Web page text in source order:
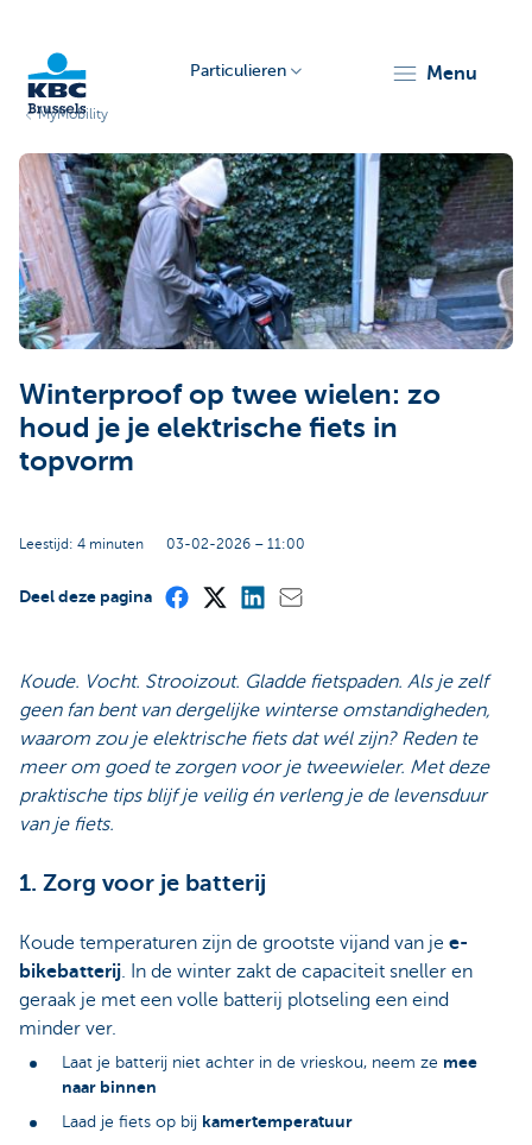
Brussels
Particulieren menu
MyMobility
Winterproof op twee wielen: zo
houd je je elektrische fiets in
topvorm
Leestijd: 4 minuten 03-02-2026 – 11:00
Deel deze pagina
Koude. Vocht. Strooizout. Gladde fietspaden. Als je zelf
geen fan bent van dergelijke winterse omstandigheden,
waarom zou je elektrische fiets dat wél zijn? Reden te
meer om goed te zorgen voor je tweewieler. Met deze
praktische tips blijf je veilig én verleng je de levensduur
van je fiets.
1. Zorg voor je batterij
Koude temperaturen zijn de grootste vijand van je e-
bikebatterij. In de winter zakt de capaciteit sneller en
geraak je met een volle batterij plotseling een eind
minder ver.
Laat je batterij niet achter in de vrieskou, neem ze mee
naar binnen
Laad je fiets op bij kamertemperatuur